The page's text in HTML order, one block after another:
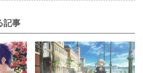
記事